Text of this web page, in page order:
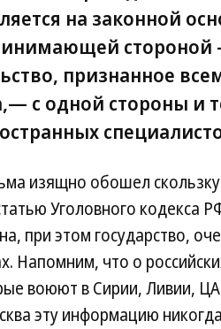
на законной
стороной
признанное
с одной стороны и
изящно обошел
Уголовного кодекса
при этом государство,
Напомним, что о
воюют в Сирии, Ливии,
эту информацию